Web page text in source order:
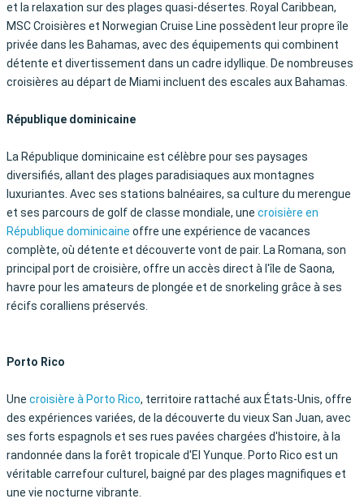
et la relaxation sur des plages quasi-désertes. Royal Caribbean,
MSC Croisières et Norwegian Cruise Line possèdent leur propre île
privée dans les Bahamas, avec des équipements qui combinent
détente et divertissement dans un cadre idyllique. De nombreuses
croisières au départ de Miami incluent des escales aux Bahamas.
République dominicaine
La République dominicaine est célèbre pour ses paysages
diversifiés, allant des plages paradisiaques aux montagnes
luxuriantes. Avec ses stations balnéaires, sa culture du merengue
et ses parcours de golf de classe mondiale, une croisière en
République dominicaine offre une expérience de vacances
complète, où détente et découverte vont de pair. La Romana, son
principal port de croisière, offre un accès direct à l'île de Saona,
havre pour les amateurs de plongée et de snorkeling grâce à ses
récifs coralliens préservés.
Porto Rico
Une croisière à Porto Rico, territoire rattaché aux États-Unis, offre
des expériences variées, de la découverte du vieux San Juan, avec
ses forts espagnols et ses rues pavées chargées d'histoire, à la
randonnée dans la forêt tropicale d'El Yunque. Porto Rico est un
véritable carrefour culturel, baigné par des plages magnifiques et
une vie nocturne vibrante.